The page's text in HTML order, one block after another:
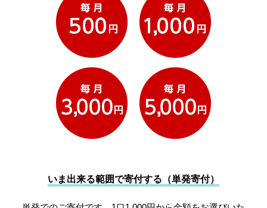
いま出来る範囲で寄付する（単発寄付）